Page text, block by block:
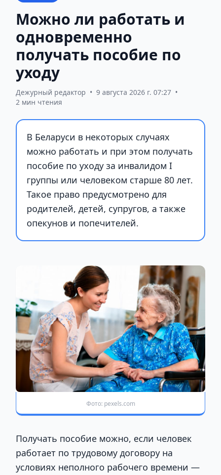
Можно ли работать и
одновременно
получать пособие по
уходу
Дежурный редактор • 9 августа 2026 г. 07:27 •
2 мин чтения
В Беларуси в некоторых случаях
можно работать и при этом получать
пособие по уходу за инвалидом I
группы или человеком старше 80 лет.
Такое право предусмотрено для
родителей, детей, супругов, а также
опекунов и попечителей.
Фото: pexels.com
Получать пособие можно, если человек
работает по трудовому договору на
условиях неполного рабочего времени —